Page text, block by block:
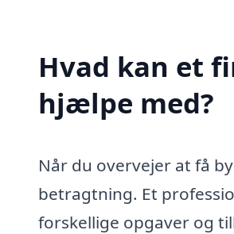
Hvad kan et
hjælpe med?
Når du overvejer at få
betragtning. Et
forskellige opgaver og